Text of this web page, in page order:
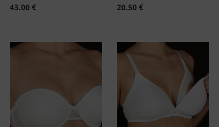
43.00 €
20.50 €